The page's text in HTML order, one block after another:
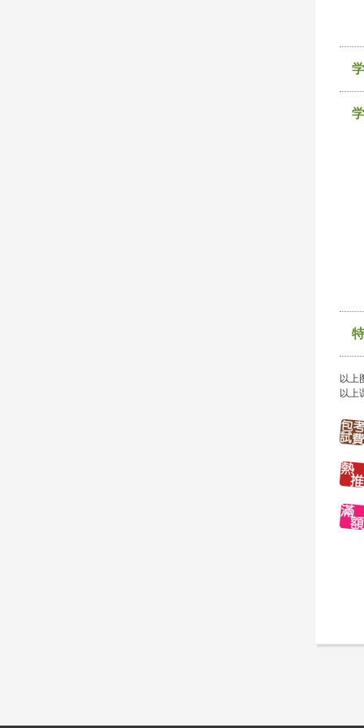
以上
以上